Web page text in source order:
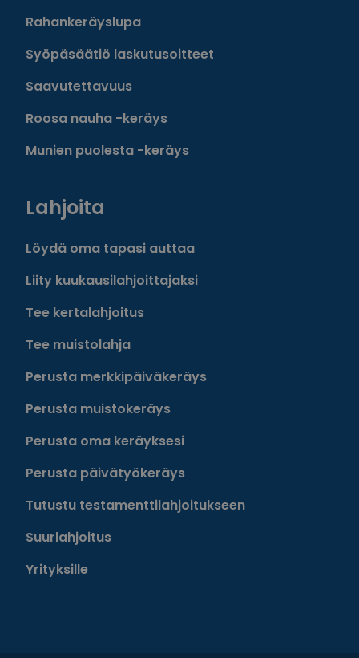
Rahankeräyslupa
Syöpäsäätiö laskutusoitteet
Saavutettavuus
Roosa nauha -keräys
Munien puolesta -keräys
Lahjoita
Löydä oma tapasi auttaa
Liity kuukausilahjoittajaksi
Tee kertalahjoitus
Tee muistolahja
Perusta merkkipäiväkeräys
Perusta muistokeräys
Perusta oma keräyksesi
Perusta päivätyökeräys
Tutustu testamenttilahjoitukseen
Suurlahjoitus
Yrityksille